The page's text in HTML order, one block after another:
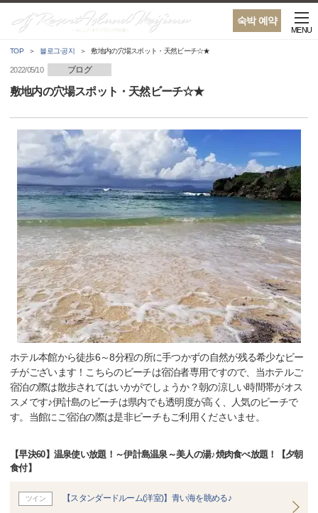
숙박 예약
MENU
TOP 블로그·공지 敷地内の穴場スポット・天然ビーチ☆★
2022/05/10 ブログ
敷地内の穴場スポット・天然ビーチ☆★
ホテル本館から徒歩6～8分程の所に手つかずの自然が残る希少なビー
チがございます！こちらのビーチは宿泊者専用ですので、当ホテルご
宿泊の際は散歩されてはいかがでしょうか？朝の涼しい時間帯がオス
スメです♪伊計島のビーチは県内でも透明度が高く、人気のビーチで
す。当館にご宿泊の際は是非ビーチもご利用くださいませ。
【早決60】温泉使い放題！～伊計島温泉～美人の湯♪焼肉食べ放題！【夕朝
食付】
ツイン 【スタンダードルーム(洋室)】青い海を眺める♪